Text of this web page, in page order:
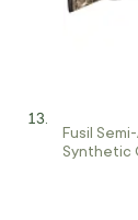
Fusil
Synthetic